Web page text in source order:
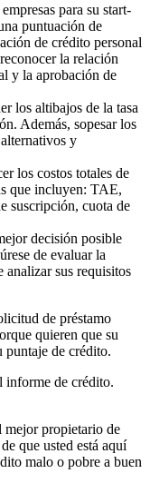
para su start-
puntuación de
de crédito personal
la relación
y la aprobación de
los altibajos de la tasa
Además, sopesar los
y
los costos totales de
que incluyen: TAE,
suscripción, cuota de
decisión posible
de evaluar la
analizar sus requisitos
de préstamo
quieren que su
puntaje de crédito.
informe de crédito.
mejor propietario de
que usted está aquí
malo o pobre a buen